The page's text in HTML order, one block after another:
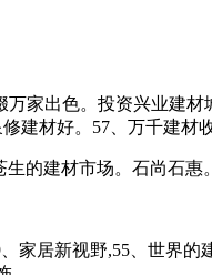
出色。投资兴业建材
建材好。57、万千建材
建材市场。石尚石惠
居新视野,55、世界